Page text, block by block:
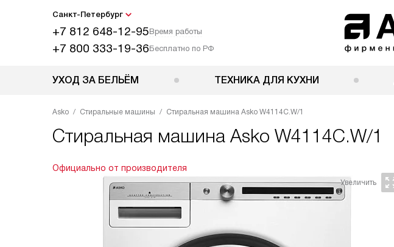
Санкт-Петербург
+7 812 648-12-95Время работы
+7 800 333-19-36Бесплатно по РФ
УХОД ЗА БЕЛЬЁМ ТЕХНИКА ДЛЯ КУХНИ
Asko Стиральные машины Стиральная машина Asko W4114C.W/1
Стиральная машина Asko W4114C.W/1
Официально от производителя